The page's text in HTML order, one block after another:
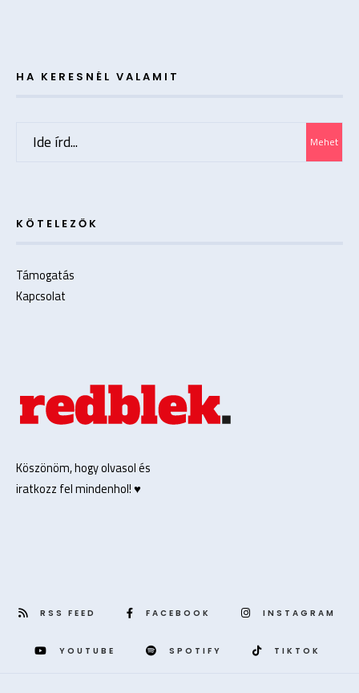
HA KERESNÉL VALAMIT
Mehet
KÖTELEZŐK
Támogatás
Kapcsolat
Köszönöm, hogy olvasol és
iratkozz fel mindenhol! ♥️
RSS FEED FACEBOOK INSTAGRAM
YOUTUBE SPOTIFY TIKTOK